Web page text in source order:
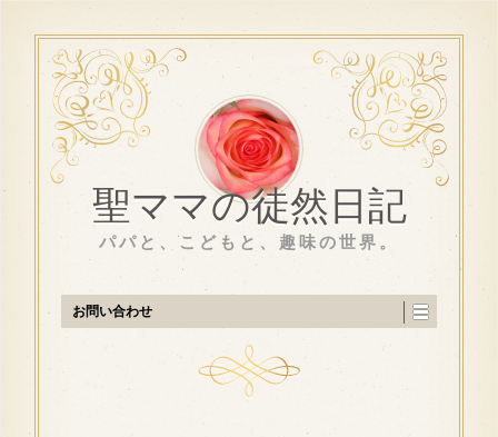
聖ママの徒然日記
パパと、こどもと、趣味の世界。
お問い合わせ